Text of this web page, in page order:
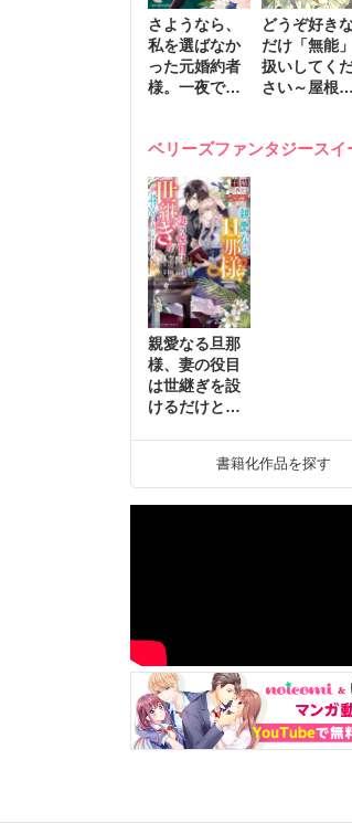
さようなら、
私を選ばなか
った元婚約者
様。一夜で大
ました２
どうぞ好き
だけ「無能」
扱いしてく
さい～屋根裏
動かす万能
ベリーズファンタジースイ
親愛なる旦那
様、妻の役目
は世継ぎを設
けるだけと聞
れ才女の幸せ
な結婚～2
書籍化作品を探す